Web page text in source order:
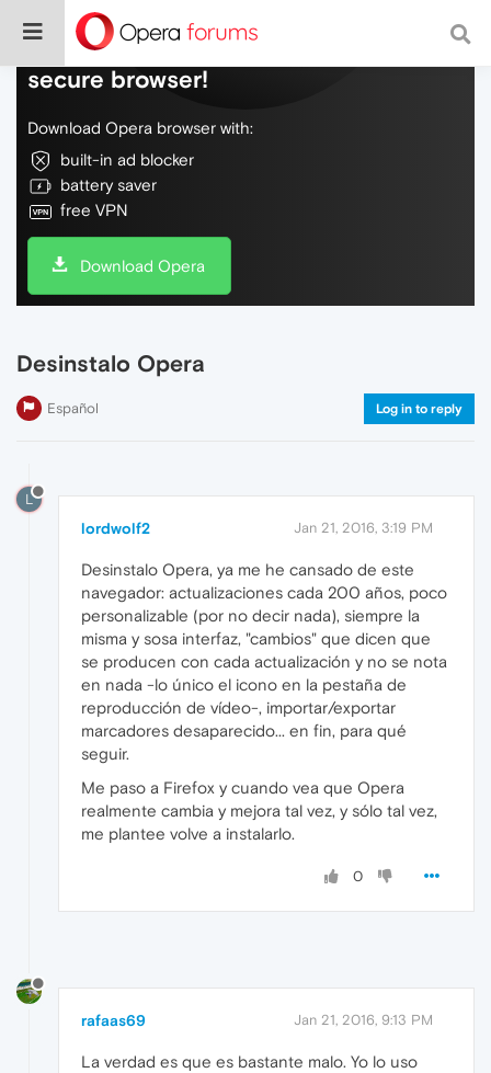
Do more on the web, with a fast and
secure browser!
Download Opera browser with:
built-in ad blocker
battery saver
free VPN
Download Opera
Desinstalo Opera
Español Log in to reply
L
lordwolf2 Jan 21, 2016, 3:19 PM
Desinstalo Opera, ya me he cansado de este
navegador: actualizaciones cada 200 años, poco
personalizable (por no decir nada), siempre la
misma y sosa interfaz, "cambios" que dicen que
se producen con cada actualización y no se nota
en nada -lo único el icono en la pestaña de
reproducción de vídeo-, importar/exportar
marcadores desaparecido... en fin, para qué
seguir.
Me paso a Firefox y cuando vea que Opera
realmente cambia y mejora tal vez, y sólo tal vez,
me plantee volve a instalarlo.
0
rafaas69 Jan 21, 2016, 9:13 PM
La verdad es que es bastante malo. Yo lo uso